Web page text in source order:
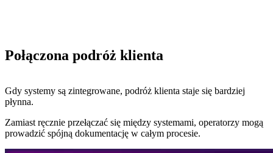
Połączona podróż klienta
Gdy systemy są zintegrowane, podróż klienta staje się bardziej
płynna.
Zamiast ręcznie przełączać się między systemami, operatorzy mogą
prowadzić spójną dokumentację w całym procesie.